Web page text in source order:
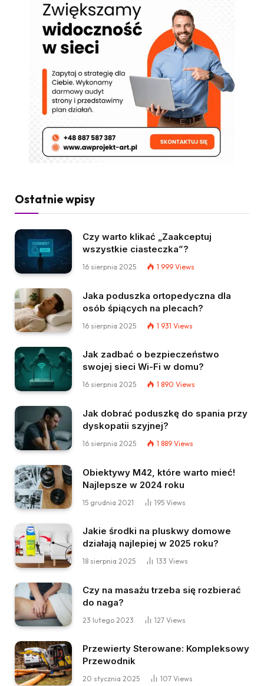
Ostatnie wpisy
Czy warto klikać „Zaakceptuj
wszystkie ciasteczka”?
16 sierpnia 2025 1 999 Views
Jaka poduszka ortopedyczna dla
osób śpiących na plecach?
16 sierpnia 2025 1 931 Views
Jak zadbać o bezpieczeństwo
swojej sieci Wi-Fi w domu?
16 sierpnia 2025 1 890 Views
Jak dobrać poduszkę do spania przy
dyskopatii szyjnej?
16 sierpnia 2025 1 889 Views
Obiektywy M42, które warto mieć!
Najlepsze w 2024 roku
15 grudnia 2021 195 Views
Jakie środki na pluskwy domowe
działają najlepiej w 2025 roku?
18 sierpnia 2025 133 Views
Czy na masażu trzeba się rozbierać
do naga?
23 lutego 2023 127 Views
Przewierty Sterowane: Kompleksowy
Przewodnik
20 stycznia 2025 107 Views